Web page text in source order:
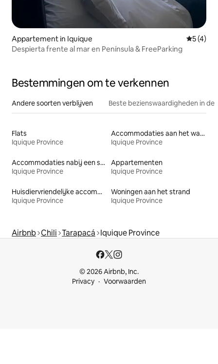
Appartement in Iquique
5 (4)
Despierta frente al mar en Península & FreeParking
Bestemmingen om te verkennen
Andere soorten verblijven Beste bezienswaardigheden in de
Flats
Iquique Province
Accommodaties aan het water
Iquique Province
Accommodaties nabij een strand
Iquique Province
Appartementen
Iquique Province
Huisdiervriendelijke accommodaties
Iquique Province
Woningen aan het strand
Iquique Province
Airbnb Chili Tarapacá Iquique Province
© 2026 Airbnb, Inc.
Privacy
Voorwaarden